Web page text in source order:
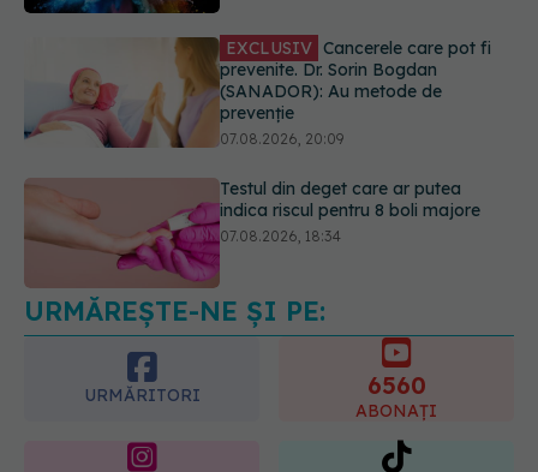
EXCLUSIV Cancerele care pot fi
prevenite. Dr. Sorin Bogdan
(SANADOR): Au metode de
prevenție
07.08.2026, 20:09
Testul din deget care ar putea
indica riscul pentru 8 boli majore
07.08.2026, 18:34
Dieta care poate crește brusc
colesterolul. Cine este mai expus
URMĂREȘTE-NE ȘI PE:
URMĂRITORI 6560
ABONAȚI